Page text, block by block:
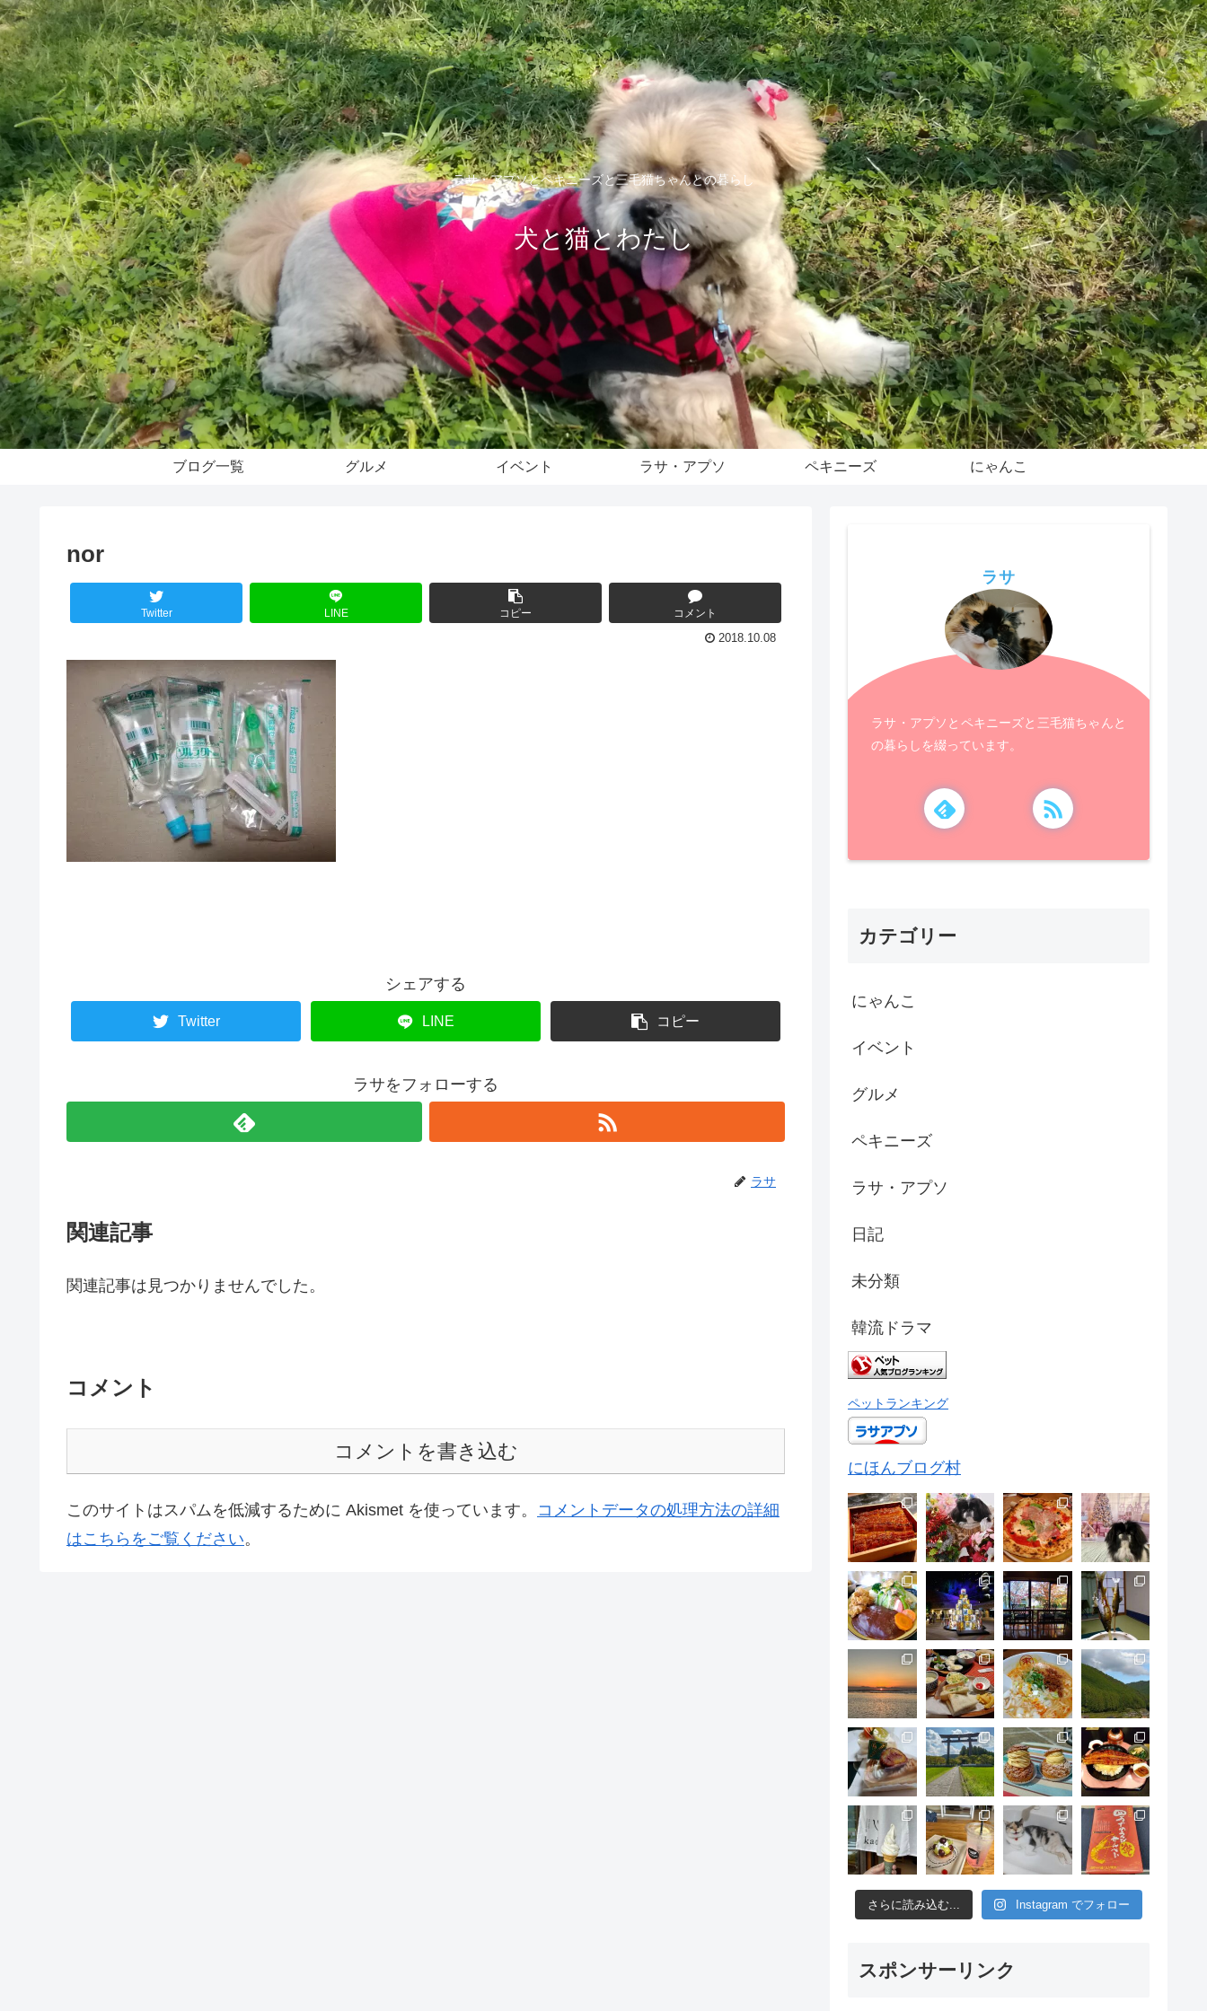
ラサ・アプソとペキニーズと三毛猫ちゃんとの暮らし
犬と猫とわたし
ブログ一覧 グルメ イベント ラサ・アプソ ペキニーズ にゃんこ
nor
Twitter LINE コピー コメント
2018.10.08
シェアする
Twitter LINE コピー
ラサをフォローする
ラサ
関連記事
関連記事は見つかりませんでした。
コメント
コメントを書き込む
このサイトはスパムを低減するために Akismet を使っています。 コメントデータの処理方法の詳細
はこちらをご覧ください。
ラサ
ラサ・アプソとペキニーズと三毛猫ちゃんと
の暮らしを綴っています。
カテゴリー
にゃんこ
イベント
グルメ
ペキニーズ
ラサ・アプソ
日記
未分類
韓流ドラマ
ペットランキング
にほんブログ村
さらに読み込む... Instagram でフォロー
スポンサーリンク